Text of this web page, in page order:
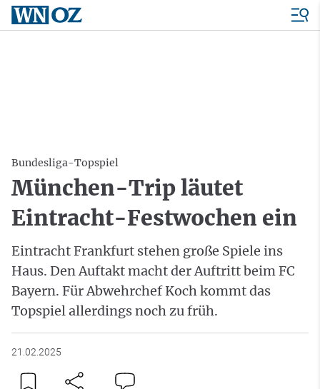
Bundesliga-Topspiel
München-Trip läutet
Eintracht-Festwochen ein
Eintracht Frankfurt stehen große Spiele ins
Haus. Den Auftakt macht der Auftritt beim FC
Bayern. Für Abwehrchef Koch kommt das
Topspiel allerdings noch zu früh.
21.02.2025